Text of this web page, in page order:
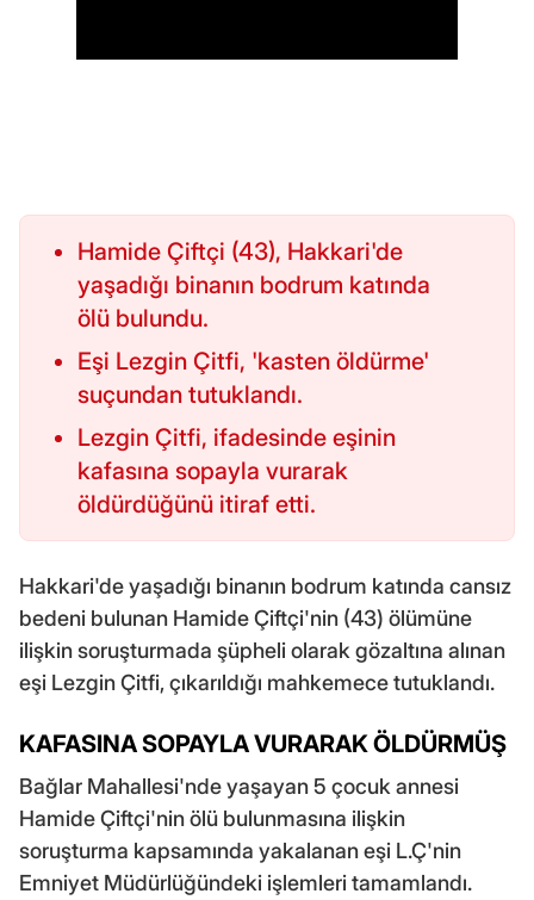
Hamide Çiftçi (43), Hakkari'de
yaşadığı binanın bodrum katında
ölü bulundu.
Eşi Lezgin Çitfi, 'kasten öldürme'
suçundan tutuklandı.
Lezgin Çitfi, ifadesinde eşinin
kafasına sopayla vurarak
öldürdüğünü itiraf etti.
Hakkari'de yaşadığı binanın bodrum katında cansız
bedeni bulunan Hamide Çiftçi'nin (43) ölümüne
ilişkin soruşturmada şüpheli olarak gözaltına alınan
eşi Lezgin Çitfi, çıkarıldığı mahkemece tutuklandı.
KAFASINA SOPAYLA VURARAK ÖLDÜRMÜŞ
Bağlar Mahallesi'nde yaşayan 5 çocuk annesi
Hamide Çiftçi'nin ölü bulunmasına ilişkin
soruşturma kapsamında yakalanan eşi L.Ç'nin
Emniyet Müdürlüğündeki işlemleri tamamlandı.